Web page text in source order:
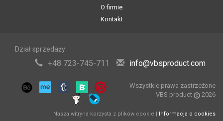
O firmie
Kontakt
Dział sprzedaży
+48 723-745-711 info@vbsproduct.com
Wszystkie prawa zastrzeżone
VBS product
2026
Nasza witryna korzysta z plików cookie | Informacja o cookies